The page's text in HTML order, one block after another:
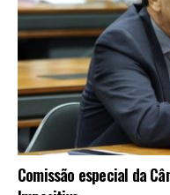
Comissão especial da